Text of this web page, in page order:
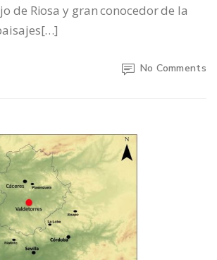
de Riosa y gran conocedor de la
No Comments